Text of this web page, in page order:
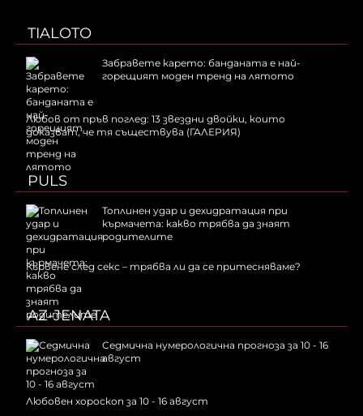
TIALOTO
Забравете карето: банданата е най-
горещият моден тренд на лятото
Любов от пръв поглед: 13 звездни двойки, които
доказват, че тя съществува (ГАЛЕРИЯ)
PULS
Топлинен удар и дехидратация при
кърмачета: какво трябва да знаят
родителите
Кървене след секс – трябва ли да се притесняваме?
AZ-JENATA
Седмична нумерологична прогноза за 10 - 16
август
Любовен хороскоп за 10 - 16 август